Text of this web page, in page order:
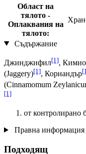
Област на
тялото -
Оплаквания на
тялото:
Съдържание
Джинджифил[1],
(Jaggery)[1], Кориандър
(Cinnamomum
[1]
от контролирано
Правна информация
Подходящ